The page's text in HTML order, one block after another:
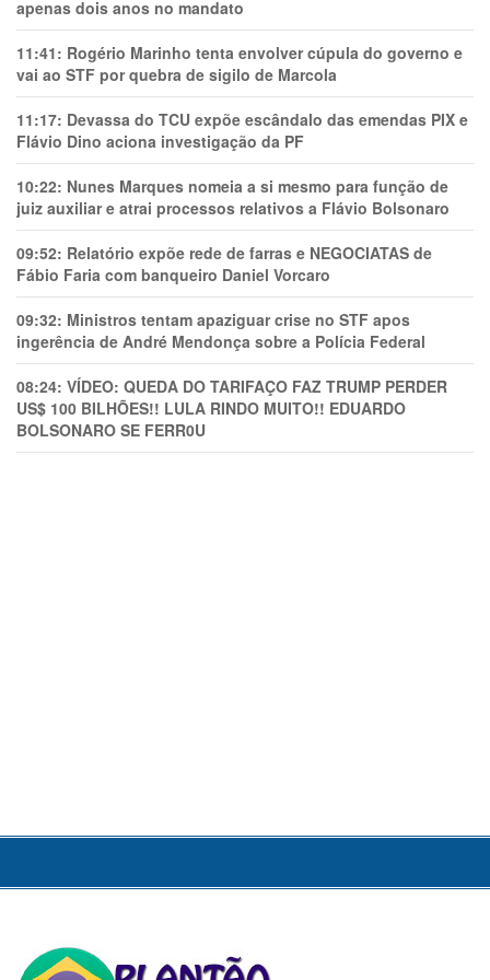
apenas dois anos no mandato
11:41: Rogério Marinho tenta envolver cúpula do governo e
vai ao STF por quebra de sigilo de Marcola
11:17: Devassa do TCU expõe escândalo das emendas PIX e
Flávio Dino aciona investigação da PF
10:22: Nunes Marques nomeia a si mesmo para função de
juiz auxiliar e atrai processos relativos a Flávio Bolsonaro
09:52: Relatório expõe rede de farras e NEGOCIATAS de
Fábio Faria com banqueiro Daniel Vorcaro
09:32: Ministros tentam apaziguar crise no STF apos
ingerência de André Mendonça sobre a Polícia Federal
08:24: VÍDEO: QUEDA DO TARIFAÇO FAZ TRUMP PERDER
US$ 100 BILHÕES!! LULA RINDO MUITO!! EDUARDO
BOLSONARO SE FERR0U